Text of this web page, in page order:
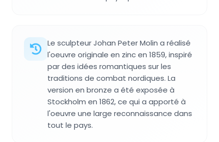
Le sculpteur Johan Peter Molin a réalisé
l'oeuvre originale en zinc en 1859, inspiré
par des idées romantiques sur les
traditions de combat nordiques. La
version en bronze a été exposée à
Stockholm en 1862, ce qui a apporté à
l'oeuvre une large reconnaissance dans
tout le pays.